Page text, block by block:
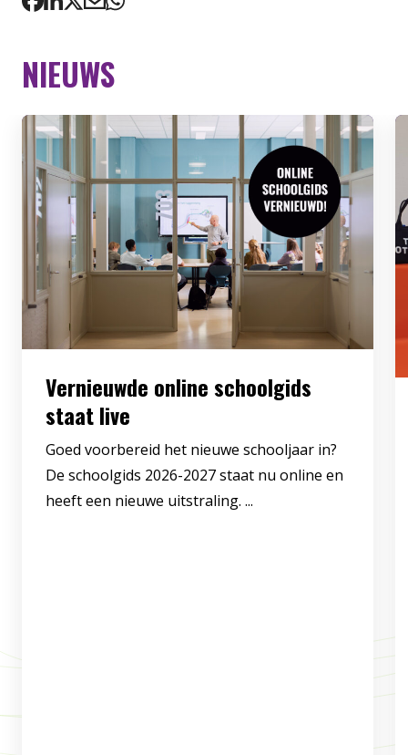
NIEUWS
Vernieuwde online schoolgids
staat live
Goed voorbereid het nieuwe schooljaar in?
De schoolgids 2026-2027 staat nu online en
heeft een nieuwe uitstraling. ...